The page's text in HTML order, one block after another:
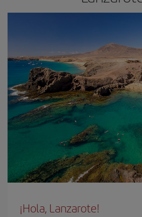
¡Hola, Lanzarote!